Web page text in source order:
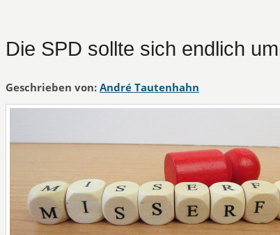
Die SPD sollte sich endlich
Geschrieben von: André Tautenhahn